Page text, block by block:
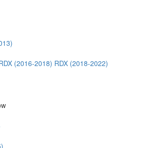
(2016-2018) RDX (2018-2022)